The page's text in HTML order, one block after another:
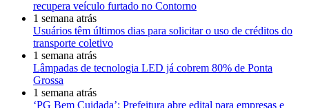
recupera veículo furtado no Contorno
1 semana atrás
Usuários têm últimos dias para solicitar o uso de créditos do
transporte coletivo
1 semana atrás
Lâmpadas de tecnologia LED já cobrem 80% de Ponta
Grossa
1 semana atrás
‘PG Bem Cuidada’: Prefeitura abre edital para empresas e